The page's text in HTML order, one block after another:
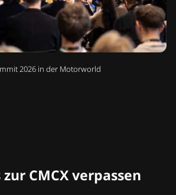
2026 in der Motorworld
CMCX verpassen